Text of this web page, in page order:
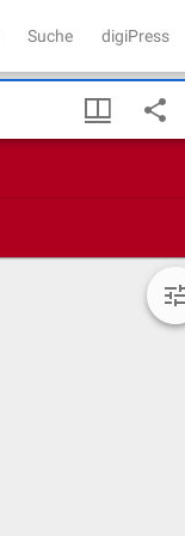
Suche digiPress